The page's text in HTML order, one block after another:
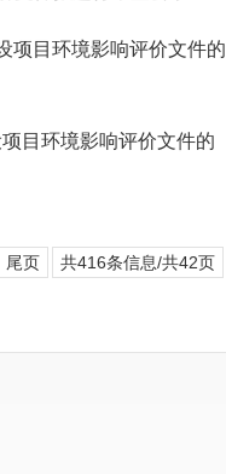
项目环境影响评价文件的
目环境影响评价文件的
尾页
共416条信息/共42页